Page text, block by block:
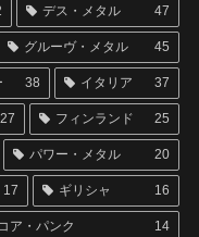
デス・メタル 47
グルーヴ・メタル 45
38 イタリア 37
27 フィンランド 25
パワー・メタル 20
17 ギリシャ 16
ア・パンク 14